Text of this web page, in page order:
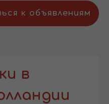
к объявлениям
в